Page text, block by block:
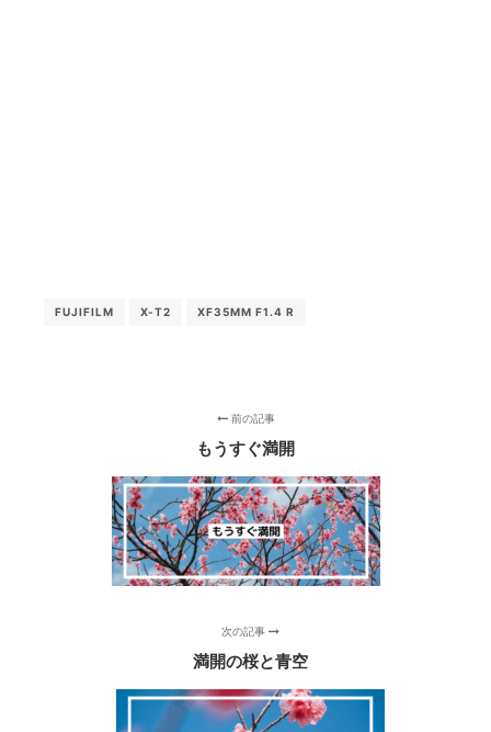
FUJIFILM X-T2 XF35MM F1.4 R
前の記事
もうすぐ満開
次の記事
満開の桜と青空